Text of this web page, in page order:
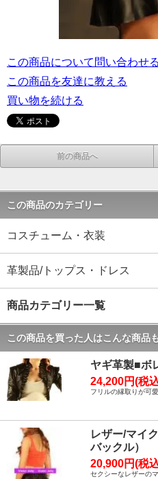
この商品について問い合わせる
この商品を友達に教える
買い物を続ける
前の商品へ
この商品のカテゴリー
コスチューム・衣装
革製品/トップス・ドレス
商品カテゴリー一覧
この商品を買った人はこんな商品
ヤギ革製■ボ
24,200円(税
フリルの縁取りが可
レザー/マイ
バックル）
20,900円(税
セクシーなレザーの